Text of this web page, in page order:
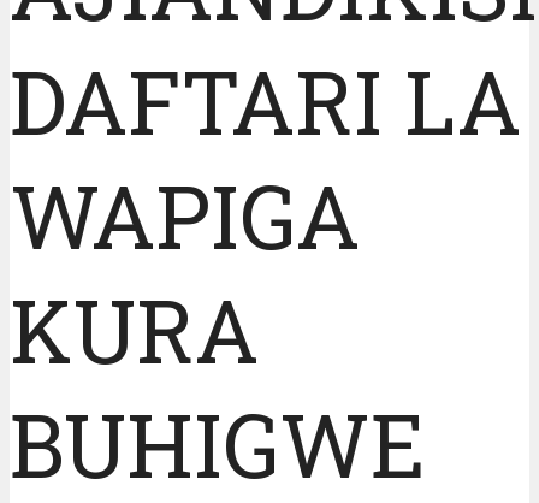
DAFTARI LA
WAPIGA
KURA
BUHIGWE